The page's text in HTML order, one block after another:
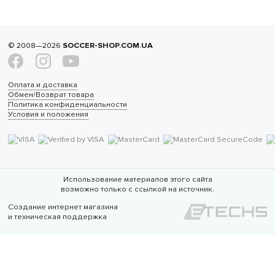
© 2008—2026 SOCCER-SHOP.COM.UA
Оплата и доставка
Обмен/Возврат товара
Политика конфиденциальности
Условия и положения
Использование материалов этого сайта
возможно только с ссылкой на источник.
Создание интернет магазина
и техническая поддержка